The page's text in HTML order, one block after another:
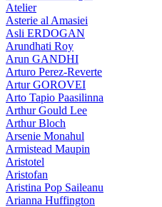
Atelier
Asterie al Amasiei
Asli ERDOGAN
Arundhati Roy
Arun GANDHI
Arturo Perez-Reverte
Artur GOROVEI
Arto Tapio Paasilinna
Arthur Gould Lee
Arthur Bloch
Arsenie Monahul
Armistead Maupin
Aristotel
Aristofan
Aristina Pop Saileanu
Arianna Huffington